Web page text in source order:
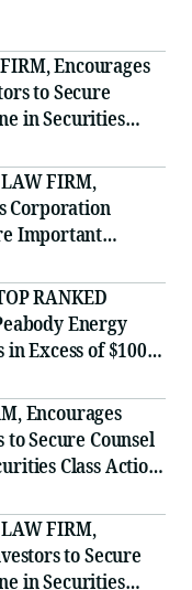
Encourages
to Secure
in Securities
FIRM,
Corporation
Important
PRCT
RANKED
Energy
Excess of $100K
Deadline in
Encourages
Secure Counsel
Class Action
FIRM,
to Secure
in Securities